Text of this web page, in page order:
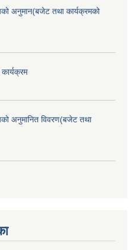
अनुमान(बजेट तथा कार्यक्रमको
अनुमानित विवरण(बजेट तथा